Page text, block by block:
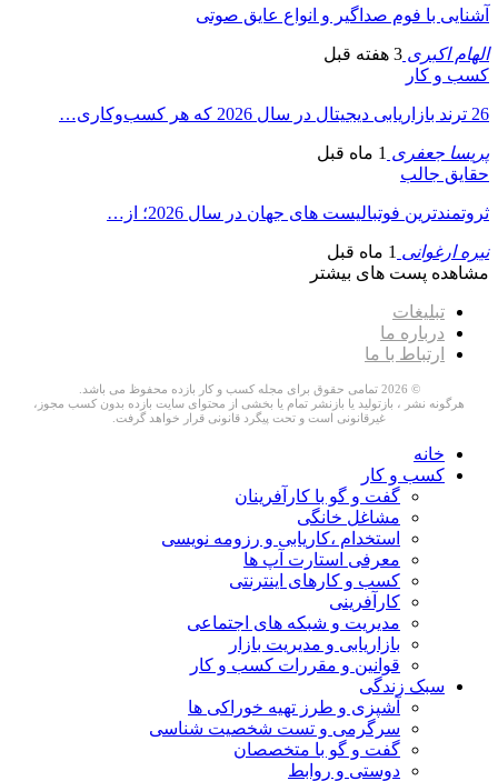
آشنایی با فوم صداگیر و انواع عایق صوتی
الهام اکبری 3 هفته قبل
کسب و کار
26 ترند بازاریابی دیجیتال در سال 2026 که هر کسب‌وکاری…
پریسا جعفری 1 ماه قبل
حقایق جالب
ثروتمندترین فوتبالیست های جهان در سال 2026؛ از…
نیره ارغوانی 1 ماه قبل
مشاهده پست های بیشتر
تبلیغات
درباره ما
ارتباط با ما
© 2026 تمامی حقوق برای مجله کسب و کار بازده محفوظ می باشد.
هرگونه نشر ، بازتولید یا بازنشر تمام یا بخشی از محتوای سایت بازده بدون کسب مجوز،
غیرقانونی است و تحت پیگرد قانونی قرار خواهد گرفت.
خانه
کسب و کار
گفت و گو با کارآفرینان
مشاغل خانگی
استخدام ،کاریابی و رزومه نویسی
معرفی استارت آپ ها
کسب و کارهای اینترنتی
کارآفرینی
مدیریت و شبکه های اجتماعی
بازاریابی و مدیریت بازار
قوانین و مقررات کسب و کار
سبک زندگی
آشپزی و طرز تهیه خوراکی ها
سرگرمی و تست شخصیت شناسی
گفت و گو با متخصصان
دوستی و روابط